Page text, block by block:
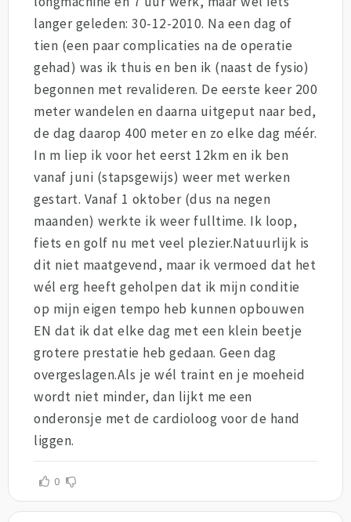
langer geleden: 30-12-2010. Na een dag of
tien (een paar complicaties na de operatie
gehad) was ik thuis en ben ik (naast de fysio)
begonnen met revalideren. De eerste keer 200
meter wandelen en daarna uitgeput naar bed,
de dag daarop 400 meter en zo elke dag méér.
In m liep ik voor het eerst 12km en ik ben
vanaf juni (stapsgewijs) weer met werken
gestart. Vanaf 1 oktober (dus na negen
maanden) werkte ik weer fulltime. Ik loop,
fiets en golf nu met veel plezier.Natuurlijk is
dit niet maatgevend, maar ik vermoed dat het
wél erg heeft geholpen dat ik mijn conditie
op mijn eigen tempo heb kunnen opbouwen
EN dat ik dat elke dag met een klein beetje
grotere prestatie heb gedaan. Geen dag
overgeslagen.Als je wél traint en je moeheid
wordt niet minder, dan lijkt me een
onderonsje met de cardioloog voor de hand
liggen.
0